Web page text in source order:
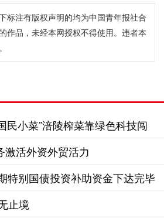
标注有版权声明的均为中国青年报社合
作品，未经本网授权不得使用。违者本
民小菜”涪陵榨菜靠绿色科技闯
激活外资外贸活力
特别国债投资补助资金下达完毕
止境